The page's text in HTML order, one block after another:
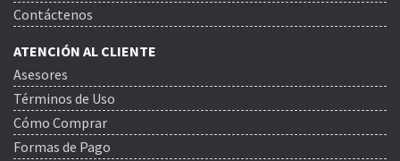
Contáctenos
ATENCIÓN AL CLIENTE
Asesores
Términos de Uso
Cómo Comprar
Formas de Pago